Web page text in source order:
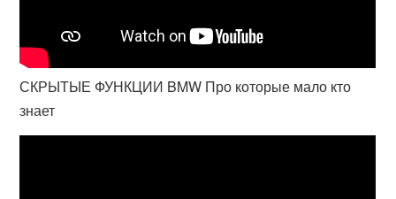
СКРЫТЫЕ ФУНКЦИИ BMW Про которые мало кто
знает